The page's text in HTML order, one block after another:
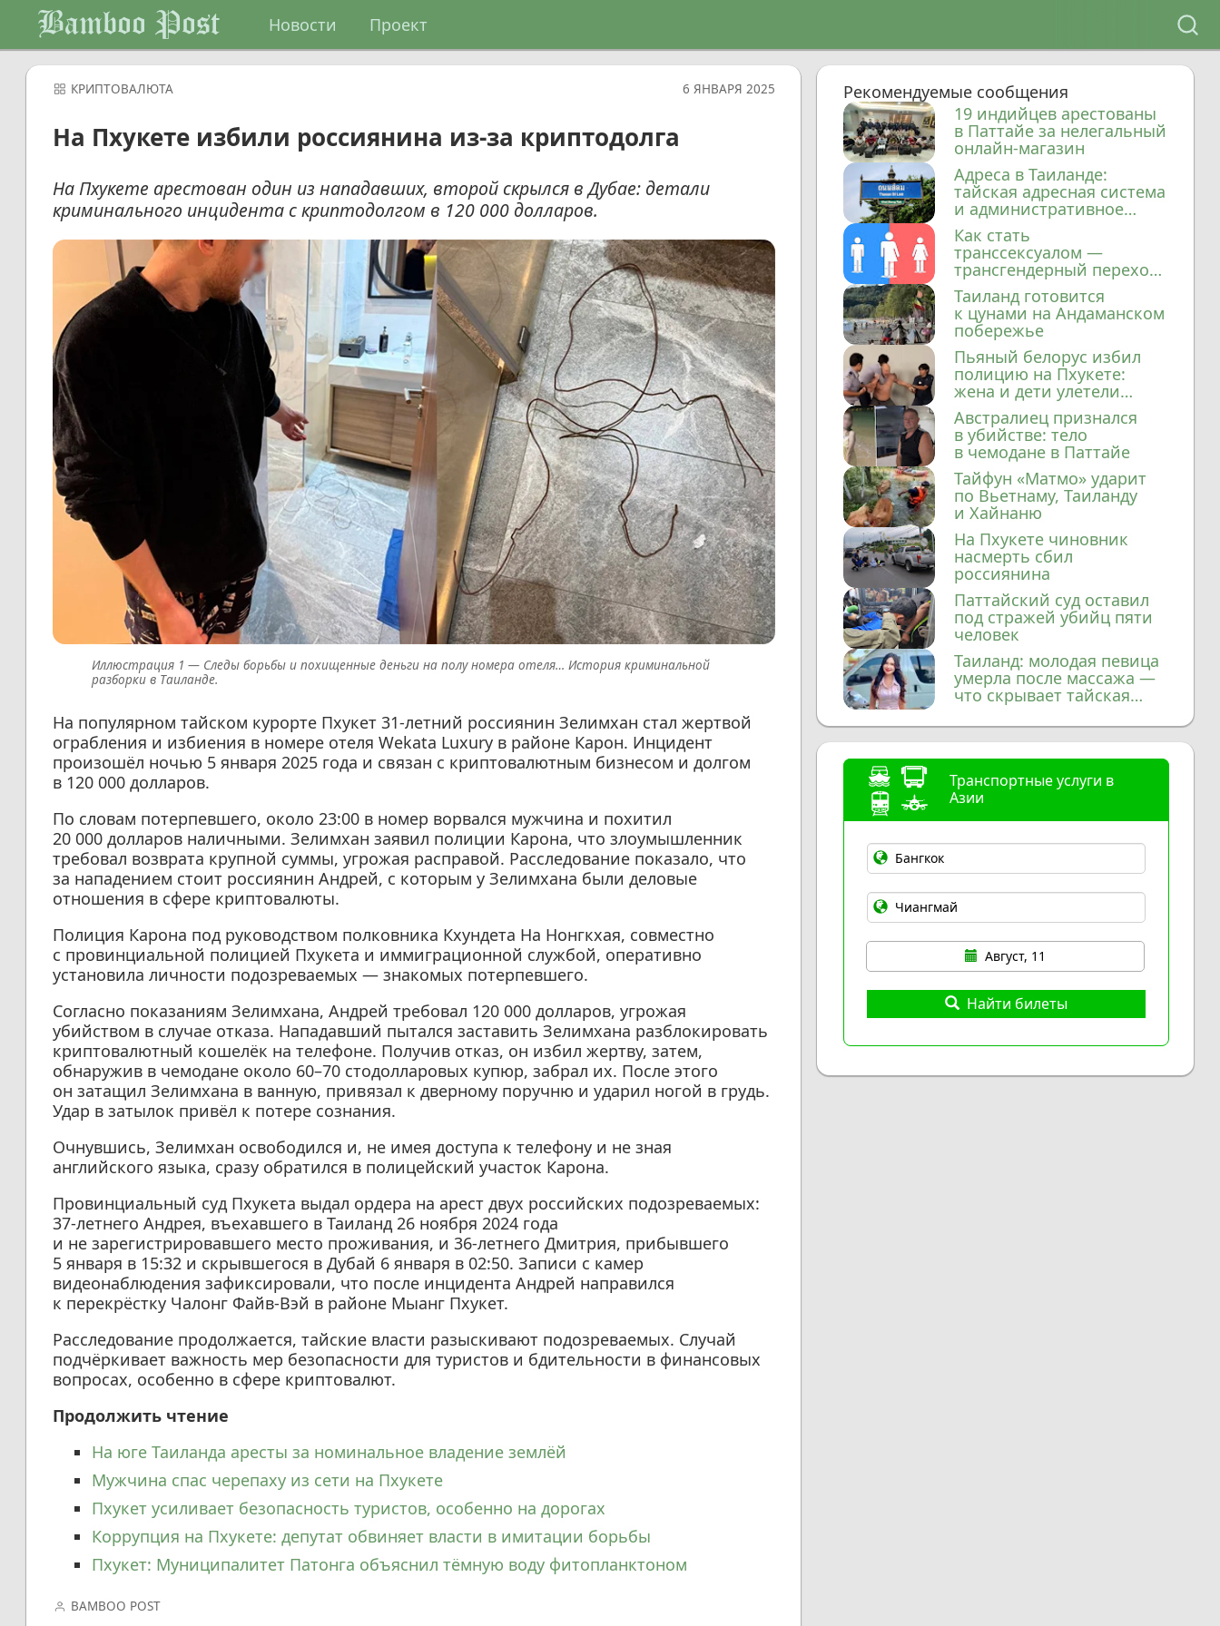
Bamboo Post Новости Проект
КРИПТОВАЛЮТА 6 ЯНВАРЯ 2025
На Пхукете избили россиянина из-за криптодолга
На Пхукете арестован один из нападавших, второй скрылся в Дубае: детали
криминального инцидента с криптодолгом в 120 000 долларов.
Следы борьбы и похищенные деньги на полу номера отеля… История криминальной
разборки в Таиланде.
На популярном тайском курорте Пхукет 31-летний россиянин Зелимхан стал жертвой
ограбления и избиения в номере отеля Wekata Luxury в районе Карон. Инцидент
произошёл ночью 5 января 2025 года и связан с криптовалютным бизнесом и долгом
в 120 000 долларов.
По словам потерпевшего, около 23:00 в номер ворвался мужчина и похитил
20 000 долларов наличными. Зелимхан заявил полиции Карона, что злоумышленник
требовал возврата крупной суммы, угрожая расправой. Расследование показало, что
за нападением стоит россиянин Андрей, с которым у Зелимхана были деловые
отношения в сфере криптовалюты.
Полиция Карона под руководством полковника Кхундета На Нонгкхая, совместно
с провинциальной полицией Пхукета и иммиграционной службой, оперативно
установила личности подозреваемых — знакомых потерпевшего.
Согласно показаниям Зелимхана, Андрей требовал 120 000 долларов, угрожая
убийством в случае отказа. Нападавший пытался заставить Зелимхана разблокировать
криптовалютный кошелёк на телефоне. Получив отказ, он избил жертву, затем,
обнаружив в чемодане около 60–70 стодолларовых купюр, забрал их. После этого
он затащил Зелимхана в ванную, привязал к дверному поручню и ударил ногой в грудь.
Удар в затылок привёл к потере сознания.
Очнувшись, Зелимхан освободился и, не имея доступа к телефону и не зная
английского языка, сразу обратился в полицейский участок Карона.
Провинциальный суд Пхукета выдал ордера на арест двух российских подозреваемых:
37-летнего Андрея, въехавшего в Таиланд 26 ноября 2024 года
и не зарегистрировавшего место проживания, и 36-летнего Дмитрия, прибывшего
5 января в 15:32 и скрывшегося в Дубай 6 января в 02:50. Записи с камер
видеонаблюдения зафиксировали, что после инцидента Андрей направился
к перекрёстку Чалонг Файв-Вэй в районе Мыанг Пхукет.
Расследование продолжается, тайские власти разыскивают подозреваемых. Случай
подчёркивает важность мер безопасности для туристов и бдительности в финансовых
вопросах, особенно в сфере криптовалют.
Продолжить чтение
На юге Таиланда аресты за номинальное владение землёй
Мужчина спас черепаху из сети на Пхукете
Пхукет усиливает безопасность туристов, особенно на дорогах
Коррупция на Пхукете: депутат обвиняет власти в имитации борьбы
Пхукет: Муниципалитет Патонга объяснил тёмную воду фитопланктоном
BAMBOO POST
Рекомендуемые сообщения
19 индийцев арестованы
в Паттайе за нелегальный
онлайн-магазин
Адреса в Таиланде:
тайская адресная система
и административное
деление
Как стать
транссексуалом —
трансгендерный переход
в Таиланде
Таиланд готовится
к цунами на Андаманском
побережье
Пьяный белорус избил
полицию на Пхукете:
жена и дети улетели
домой
Австралиец признался
в убийстве: тело
в чемодане в Паттайе
Тайфун «Матмо» ударит
по Вьетнаму, Таиланду
и Хайнаню
На Пхукете чиновник
насмерть сбил
россиянина
Паттайский суд оставил
под стражей убийц пяти
человек
Таиланд: молодая певица
умерла после массажа —
что скрывает тайская
медицина?
Транспортные услуги в
Азии
Август, 11
Найти билеты